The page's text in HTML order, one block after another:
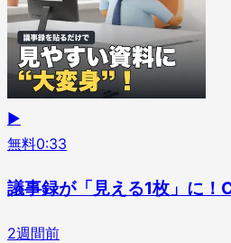
▶
無料0:33
議事録が「見える1枚」に
2週間前